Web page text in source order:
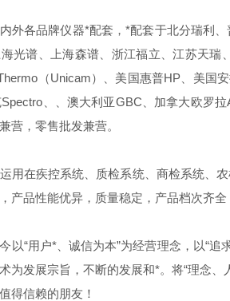
外各品牌仪器*配套，*配套于北分瑞利
光谱、上海森谱、浙江福立、江苏天
（Unicam）、美国惠普HP、美国
、、澳大利亚GBC、加拿大欧罗
营，零售批发兼营。
用在疾控系统、质检系统、商检系统、
产品性能优异，质量稳定，产品档次齐
以“用户*、诚信为本”为经营理念，以“
为发展宗旨，不断的发展和*。将“理念
得信赖的朋友！